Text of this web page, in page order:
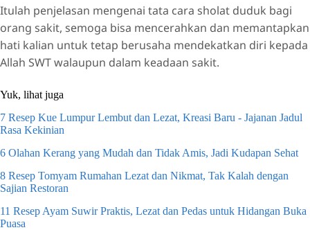
Itulah penjelasan mengenai tata cara sholat duduk bagi
orang sakit, semoga bisa mencerahkan dan memantapkan
hati kalian untuk tetap berusaha mendekatkan diri kepada
Allah SWT walaupun dalam keadaan sakit.
Yuk, lihat juga
7 Resep Kue Lumpur Lembut dan Lezat, Kreasi Baru - Jajanan Jadul
Rasa Kekinian
6 Olahan Kerang yang Mudah dan Tidak Amis, Jadi Kudapan Sehat
8 Resep Tomyam Rumahan Lezat dan Nikmat, Tak Kalah dengan
Sajian Restoran
11 Resep Ayam Suwir Praktis, Lezat dan Pedas untuk Hidangan Buka
Puasa